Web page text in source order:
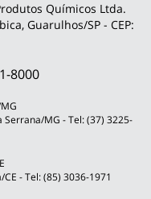
Químicos Ltda.
Guarulhos/SP - CEP:
8000
Serrana/MG - Tel: (37) 3225-
- Tel: (85) 3036-1971